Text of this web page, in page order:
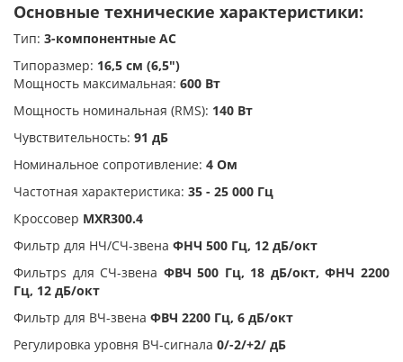
Основные технические характеристики:
Тип: 3-компонентные АС
Типоразмер: 16,5 см (6,5")
Мощность максимальная: 600 Вт
Мощность номинальная (RMS): 140 Вт
Чувствительность: 91 дБ
Номинальное сопротивление: 4 Ом
Частотная характеристика: 35 - 25 000 Гц
Кроссовер MXR300.4
Фильтр для НЧ/СЧ-звена ФНЧ 500 Гц, 12 дБ/окт
Фильтрs для СЧ-звена ФВЧ 500 Гц, 18 дБ/окт, ФНЧ 2200
Гц, 12 дБ/окт
Фильтр для ВЧ-звена ФВЧ 2200 Гц, 6 дБ/окт
Регулировка уровня ВЧ-сигнала 0/-2/+2/ дБ